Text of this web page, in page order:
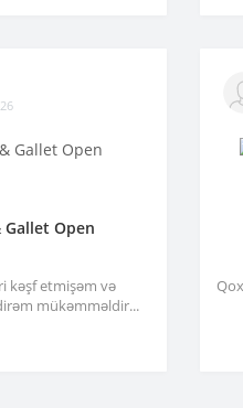
Gallet Open
kəşf etmişəm və
mükəmməldir...